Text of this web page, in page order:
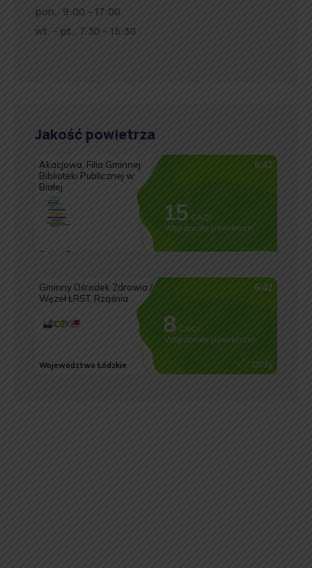
pon.: 9:00 – 17:00
wt. – pt.: 7:30 – 15:30
Jakość powietrza